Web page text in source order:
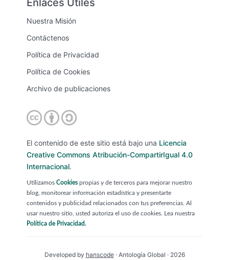
Enlaces Útiles
Nuestra Misión
Contáctenos
Política de Privacidad
Política de Cookies
Archivo de publicaciones
El contenido de este sitio está bajo una Licencia
Creative Commons Atribución-CompartirIgual 4.0
Internacional.
Utilizamos Cookies propias y de terceros para mejorar nuestro
blog, monitorear información estadística y presentarte
contenidos y publicidad relacionados con tus preferencias. Al
usar nuestro sitio, usted autoriza el uso de cookies. Lea nuestra
Política de Privacidad.
Developed by hanscode· Antología Global · 2026